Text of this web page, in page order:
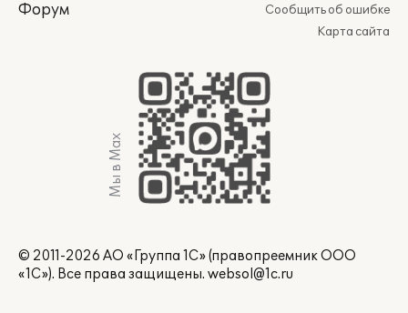
Форум
Сообщить об ошибке
Карта сайта
Мы в Max
© 2011-2026 АО «Группа 1С» (правопреемник ООО
«1С»). Все права защищены. websol@1c.ru